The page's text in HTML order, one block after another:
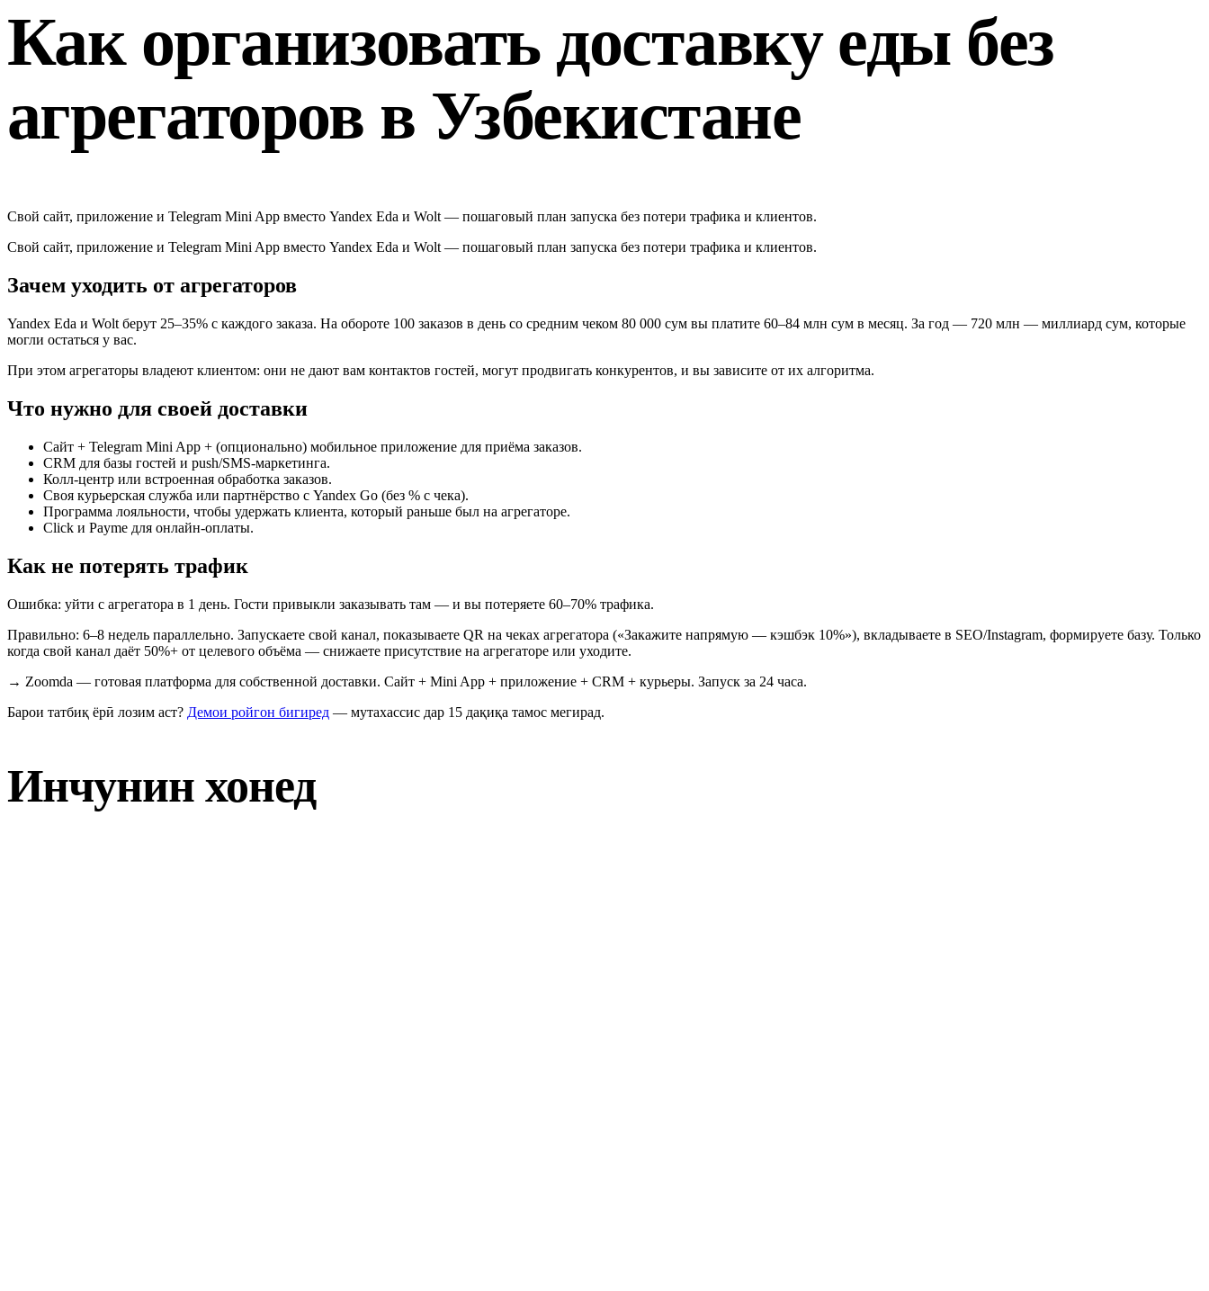
Как организовать доставку еды без
агрегаторов в Узбекистане
Свой сайт, приложение и Telegram Mini App вместо Yandex Eda и Wolt — пошаговый план запуска без потери трафика и клиентов.
Свой сайт, приложение и Telegram Mini App вместо Yandex Eda и Wolt — пошаговый план запуска без потери трафика и клиентов.
Зачем уходить от агрегаторов
Yandex Eda и Wolt берут 25–35% с каждого заказа. На обороте 100 заказов в день со средним чеком 80 000 сум вы платите 60–84 млн сум в месяц. За год — 720 млн — миллиард сум, которые
могли остаться у вас.
При этом агрегаторы владеют клиентом: они не дают вам контактов гостей, могут продвигать конкурентов, и вы зависите от их алгоритма.
Что нужно для своей доставки
Сайт + Telegram Mini App + (опционально) мобильное приложение для приёма заказов.
CRM для базы гостей и push/SMS-маркетинга.
Колл-центр или встроенная обработка заказов.
Своя курьерская служба или партнёрство с Yandex Go (без % с чека).
Программа лояльности, чтобы удержать клиента, который раньше был на агрегаторе.
Click и Payme для онлайн-оплаты.
Как не потерять трафик
Ошибка: уйти с агрегатора в 1 день. Гости привыкли заказывать там — и вы потеряете 60–70% трафика.
Правильно: 6–8 недель параллельно. Запускаете свой канал, показываете QR на чеках агрегатора («Закажите напрямую — кэшбэк 10%»), вкладываете в SEO/Instagram, формируете базу. Только
когда свой канал даёт 50%+ от целевого объёма — снижаете присутствие на агрегаторе или уходите.
→ Zoomda — готовая платформа для собственной доставки. Сайт + Mini App + приложение + CRM + курьеры. Запуск за 24 часа.
Барои татбиқ ёрӣ лозим аст? Демои ройгон бигиред — мутахассис дар 15 дақиқа тамос мегирад.
Инчунин хонед